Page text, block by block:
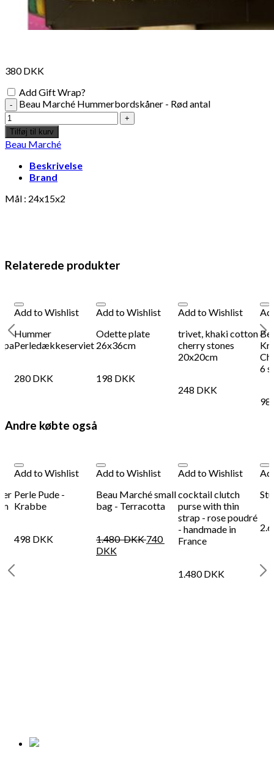
380DKK
Add Gift Wrap?
Beau Marché Hummerbordskåner - Rød antal
Tilføj til kurv
Beau Marché
Beskrivelse
Brand
Mål : 24x15x2
Relaterede produkter
Add to Wishlist
Hummer
Perledækkeserviet
280DKK
Add to Wishlist
Odette plate
26x36cm
198 DKK
Add to Wishlist
trivet, khaki cotton
cherry stones
20x20cm
248 DKK
6
Andre købte også
Add to Wishlist
Perle Pude -
Krabbe
498 DKK
Add to Wishlist
Beau Marché small
bag - Terracotta
1.480DKK 740
DKK
Add to Wishlist
cocktail clutch
purse with thin
strap - rose poudré
- handmade in
France
1.480DKK